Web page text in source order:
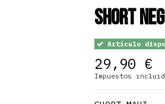
Short
Artículo
29,90 €
Impuestos